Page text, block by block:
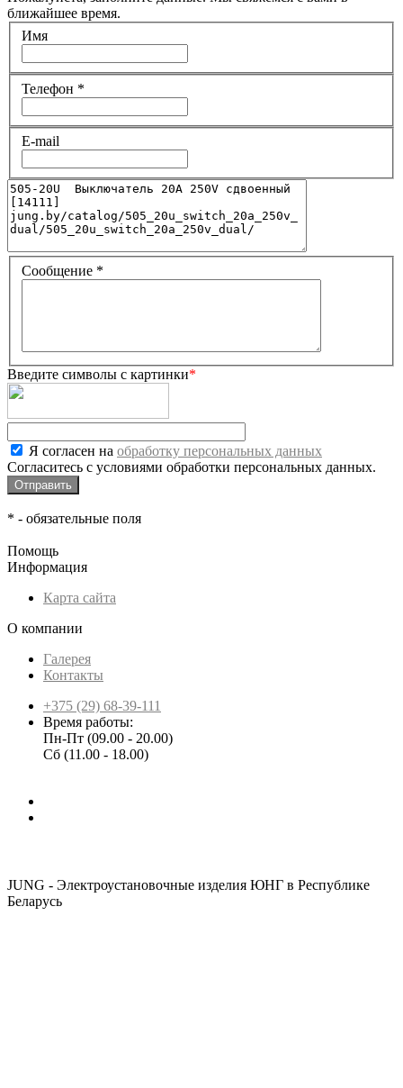
ближайшее время.
Имя
Телефон *
E-mail
Сообщение *
Введите символы с картинки*
Я согласен на обработку персональных данных
Согласитесь с условиями обработки персональных данных.
* - обязательные поля
Помощь
Информация
Карта сайта
О компании
Галерея
Контакты
+375 (29) 68-39-111
Время работы:
Пн-Пт (09.00 - 20.00)
Сб (11.00 - 18.00)
JUNG - Электроустановочные изделия ЮНГ в Республике
Беларусь